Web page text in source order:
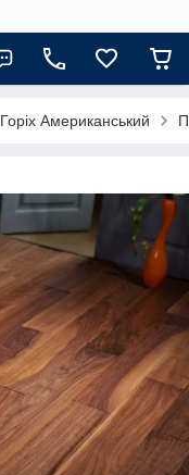
Горіх Американський